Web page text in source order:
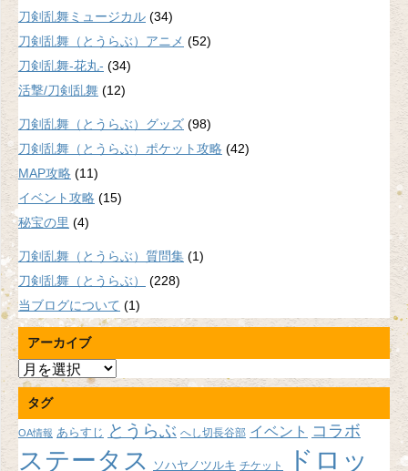
刀剣乱舞ミュージカル (34)
刀剣乱舞（とうらぶ）アニメ (52)
刀剣乱舞-花丸- (34)
活撃/刀剣乱舞 (12)
刀剣乱舞（とうらぶ）グッズ (98)
刀剣乱舞（とうらぶ）ポケット攻略 (42)
MAP攻略 (11)
イベント攻略 (15)
秘宝の里 (4)
刀剣乱舞（とうらぶ）質問集 (1)
刀剣乱舞（とうらぶ）
(228)
当ブログについて (1)
アーカイブ
ア
ー
カ
イ
ブ
タグ
OA情報 あらすじ とうらぶ へし切長谷部 イベント コラボ
ステータス ソハヤノツルキ チケット ドロッ